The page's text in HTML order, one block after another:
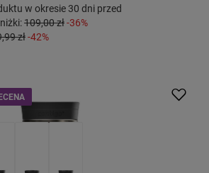
w okresie 30 dni przed
109,00 zł-36%
zł-42%